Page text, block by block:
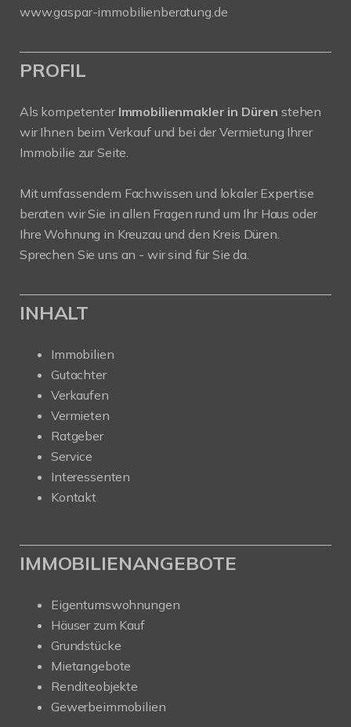
www.gaspar-immobilienberatung.de
PROFIL
Als kompetenter Immobilienmakler in Düren stehen
wir Ihnen beim Verkauf und bei der Vermietung Ihrer
Immobilie zur Seite.
Mit umfassendem Fachwissen und lokaler Expertise
beraten wir Sie in allen Fragen rund um Ihr Haus oder
Ihre Wohnung in Kreuzau und den Kreis Düren.
Sprechen Sie uns an - wir sind für Sie da.
INHALT
Immobilien
Gutachter
Verkaufen
Vermieten
Ratgeber
Service
Interessenten
Kontakt
IMMOBILIENANGEBOTE
Eigentumswohnungen
Häuser zum Kauf
Grundstücke
Mietangebote
Renditeobjekte
Gewerbeimmobilien